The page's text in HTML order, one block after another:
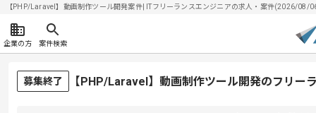
【PHP/Laravel】動画制作ツール開発案件| ITフリーランスエンジニアの求人・案件(2026/08/
企業の方 案件検索
募集終了 【PHP/Laravel】動画制作ツール開発のフリー